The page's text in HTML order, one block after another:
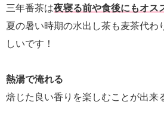
三年番茶は夜寝る前や食後にもオス
夏の暑い時期の水出し茶も麦茶代わ
しいです！
熱湯で淹れる
焙じた良い香りを楽しむことが出来